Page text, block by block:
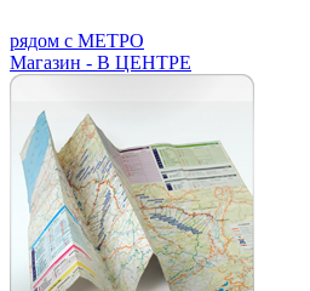
рядом с МЕТРО
Магазин - В ЦЕНТРЕ